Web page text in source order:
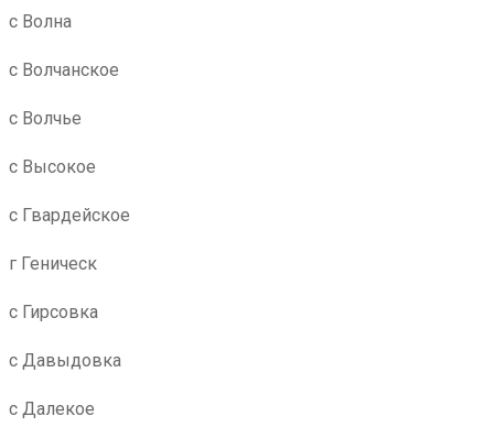
с Волна
с Волчанское
с Волчье
с Высокое
с Гвардейское
г Геническ
с Гирсовка
с Давыдовка
с Далекое